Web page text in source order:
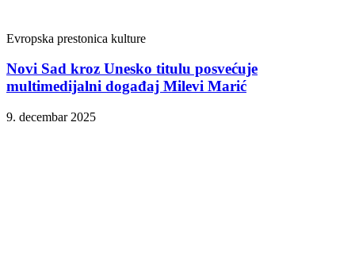
Evropska prestonica kulture
Novi Sad kroz Unesko titulu posvećuje
multimedijalni događaj Milevi Marić
9. decembar 2025